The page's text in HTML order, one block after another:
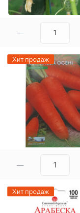
Хит продаж
Хит продаж